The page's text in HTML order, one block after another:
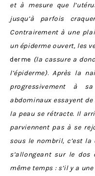
et à mesure que
jusqu’à parfois
Contrairement à une
un épiderme ouvert, les
derme (la cassure a
l’épiderme). Après la
progressivement à
abdominaux essayent
la peau se rétracte. Il
parviennent pas à se
sous le nombril, c’est
s’allongeant sur le
même temps : s’il y a